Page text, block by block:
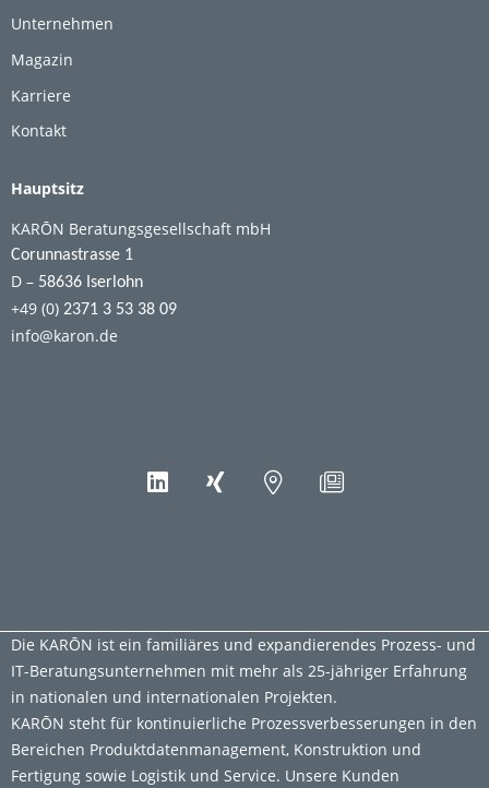
Unternehmen
Magazin
Karriere
Kontakt
Hauptsitz
KARŌN Beratungsgesellschaft mbH
Corunnastrasse 1
D – 58636 Iserlohn
+49 (0) 2371 3 53 38 09
info@karon.de
Die KARŌN ist ein familiäres und expandierendes Prozess- und
IT-Beratungsunternehmen mit mehr als 25-jähriger Erfahrung
in nationalen und internationalen Projekten.
KARŌN steht für kontinuierliche Prozessverbesserungen in den
Bereichen Produktdatenmanagement, Konstruktion und
Fertigung sowie Logistik und Service. Unsere Kunden